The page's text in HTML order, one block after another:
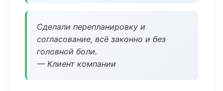
Сделали перепланировку и
согласование, всё законно и без
головной боли.
— Клиент компании